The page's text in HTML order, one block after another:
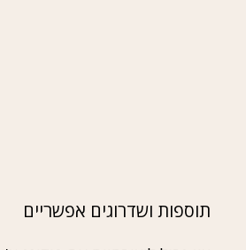
תוספות ושדרוגים אפשריים